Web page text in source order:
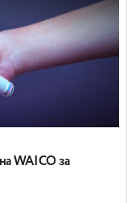
WAICO за